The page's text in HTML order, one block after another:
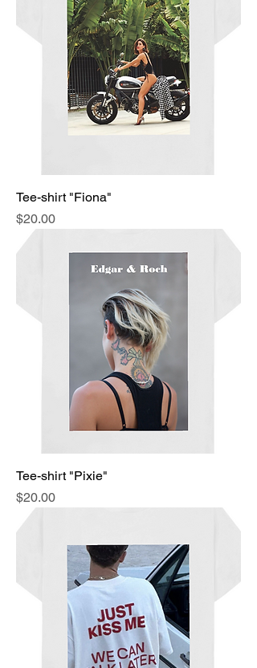
Tee-shirt "Fiona"
Price
$20.00
Tee-shirt "Pixie"
Price
$20.00